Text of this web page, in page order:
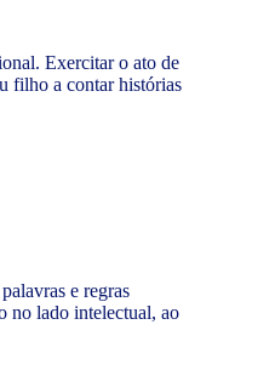
Exercitar o ato de
filho a contar histórias
e regras
no lado intelectual, ao